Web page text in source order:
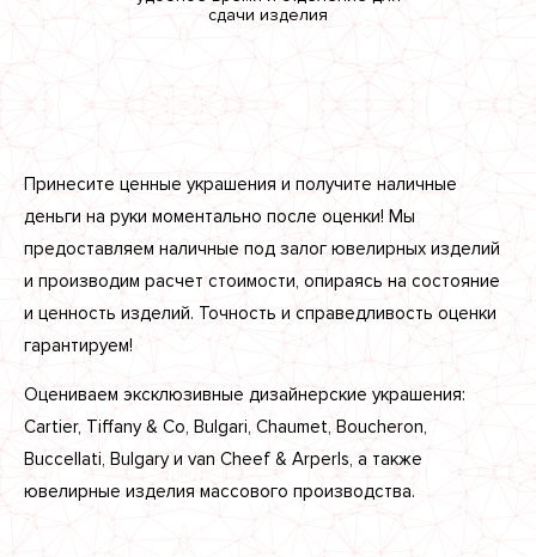
сдачи изделия
Принесите ценные украшения и получите наличные
деньги на руки моментально после оценки! Мы
предоставляем наличные под залог ювелирных изделий
и производим расчет стоимости, опираясь на состояние
и ценность изделий. Точность и справедливость оценки
гарантируем!
Оцениваем эксклюзивные дизайнерские украшения:
Cartier, Tiffany & Co, Bulgari, Chaumet, Boucheron,
Buccellati, Bulgary и van Cheef & Arperls, а также
ювелирные изделия массового производства.